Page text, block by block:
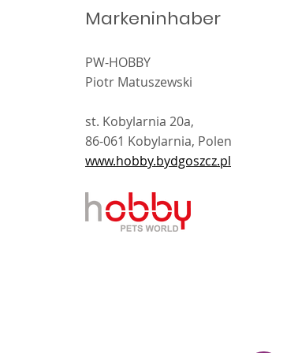
Markeninhaber
PW-HOBBY
Piotr Matuszewski
st. Kobylarnia 20a,
86-061 Kobylarnia, Polen
www.hobby.bydgoszcz.pl